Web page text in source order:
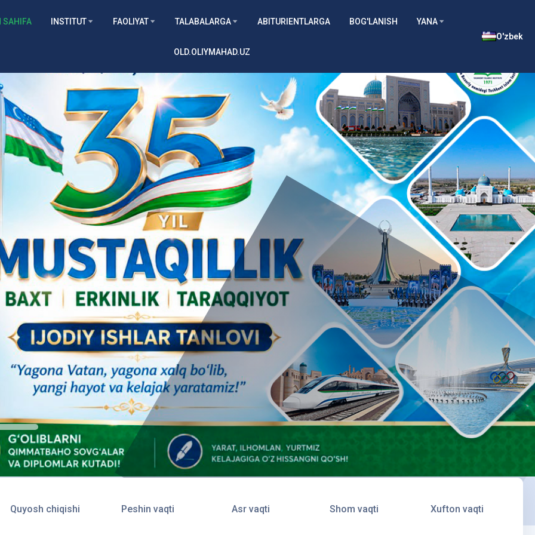
SAHIFA INSTITUT FAOLIYAT TALABALARGA ABITURIENTLARGA BOG'LANISH YANA
OLD.OLIYMAHAD.UZ
O'zbek
Quyosh chiqishi Peshin vaqti Asr vaqti Shom vaqti Xufton vaqti